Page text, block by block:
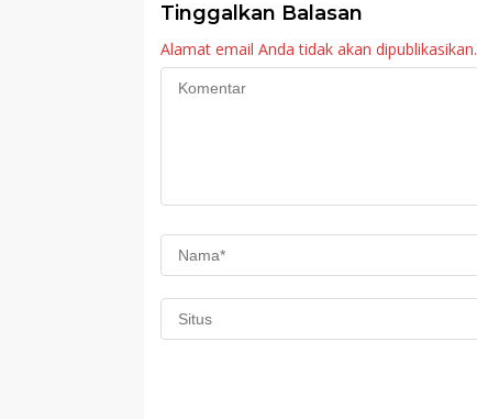
Tinggalkan Balasan
Alamat email Anda tidak akan dipublikasikan.